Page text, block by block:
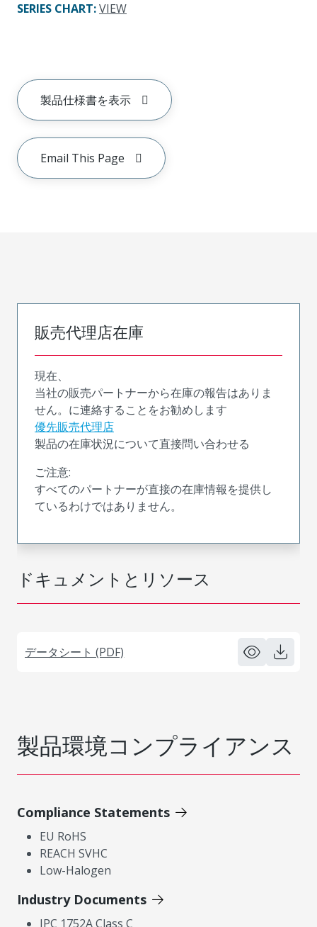
SERIES CHART:VIEW
製品仕様書を表示
Email This Page
ドキュメントとリソース
データシート (PDF)
販売代理店在庫
現在、
当社の販売パートナーから在庫の報告はありま
せん。に連絡することをお勧めします
優先販売代理店
製品の在庫状況について直接問い合わせる
ご注意:
すべてのパートナーが直接の在庫情報を提供し
ているわけではありません。
製品環境コンプライアンス
Compliance Statements
EU RoHS
REACH SVHC
Low-Halogen
Industry Documents
IPC 1752A Class C